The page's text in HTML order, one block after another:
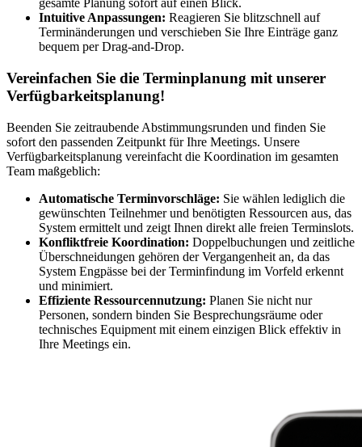
gesamte Planung sofort auf einen Blick.
Intuitive Anpassungen: Reagieren Sie blitzschnell auf
Terminänderungen und verschieben Sie Ihre Einträge ganz
bequem per Drag-and-Drop.
Vereinfachen Sie die Terminplanung mit unserer
Verfügbarkeitsplanung!
Beenden Sie zeitraubende Abstimmungsrunden und finden Sie
sofort den passenden Zeitpunkt für Ihre Meetings. Unsere
Verfügbarkeitsplanung vereinfacht die Koordination im gesamten
Team maßgeblich:
Automatische Terminvorschläge: Sie wählen lediglich die
gewünschten Teilnehmer und benötigten Ressourcen aus, das
System ermittelt und zeigt Ihnen direkt alle freien Terminslots.
Konfliktfreie Koordination: Doppelbuchungen und zeitliche
Überschneidungen gehören der Vergangenheit an, da das
System Engpässe bei der Terminfindung im Vorfeld erkennt
und minimiert.
Effiziente Ressourcennutzung: Planen Sie nicht nur
Personen, sondern binden Sie Besprechungsräume oder
technisches Equipment mit einem einzigen Blick effektiv in
Ihre Meetings ein.